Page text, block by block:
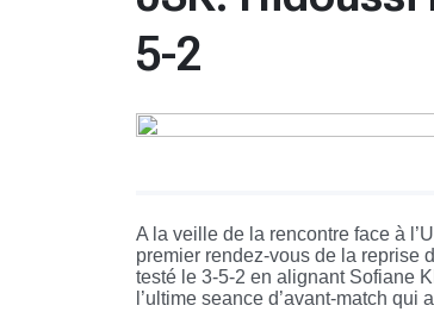
5-2
A la veille de la rencontre face à
premier rendez-vous de la reprise
testé le 3-5-2 en alignant Sofiane
l’ultime seance d’avant-match